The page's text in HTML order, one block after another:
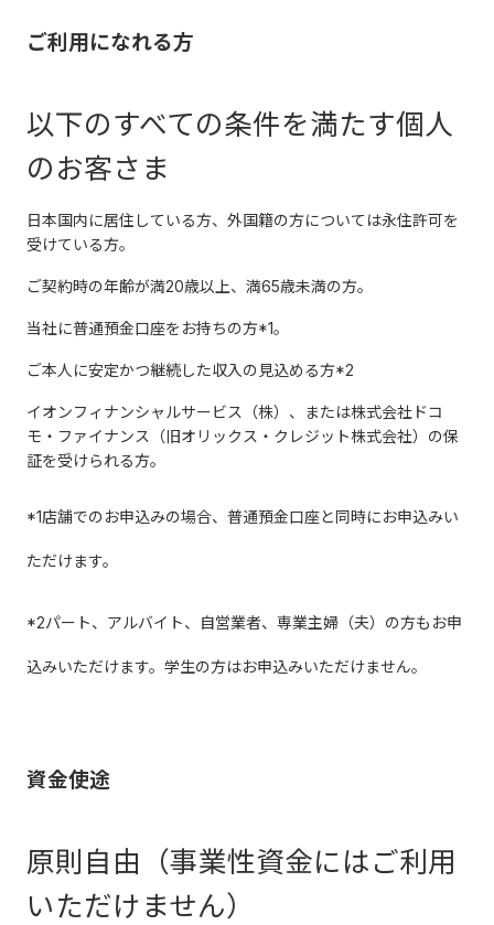
ご利用になれる方
以下のすべての条件を満たす個人
のお客さま
日本国内に居住している方、外国籍の方については永住許可を
受けている方。
ご契約時の年齢が満20歳以上、満65歳未満の方。
当社に普通預金口座をお持ちの方*1。
ご本人に安定かつ継続した収入の見込める方*2
イオンフィナンシャルサービス（株）、または株式会社ドコ
モ・ファイナンス（旧オリックス・クレジット株式会社）の保
証を受けられる方。
*1店舗でのお申込みの場合、普通預金口座と同時にお申込みい
ただけます。
*2パート、アルバイト、自営業者、専業主婦（夫）の方もお申
込みいただけます。学生の方はお申込みいただけません。
資金使途
原則自由（事業性資金にはご利用
いただけません）